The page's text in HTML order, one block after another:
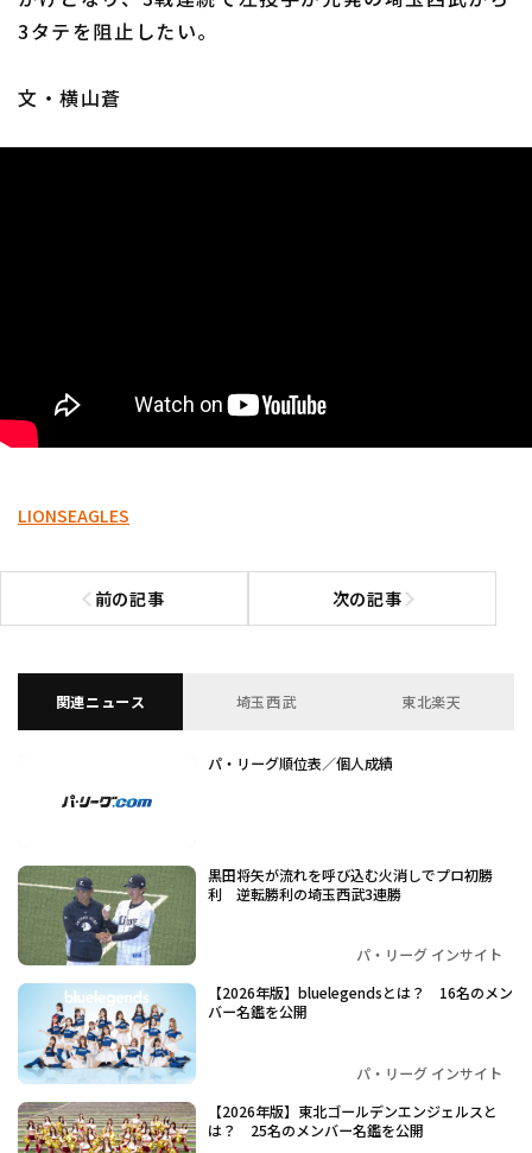
3タテを阻止したい。
文・横山蒼
LIONSEAGLES
前の記事
前の記事へ 次の記事次の記事へ
関連ニュース 埼玉西武 東北楽天
パ・リーグ順位表／個人成績
黒田将矢が流れを呼び込む火消しでプロ初勝
利 逆転勝利の埼玉西武3連勝
パ・リーグ インサイト
【2026年版】bluelegendsとは？ 16名のメン
バー名鑑を公開
パ・リーグ インサイト
【2026年版】東北ゴールデンエンジェルスと
は？ 25名のメンバー名鑑を公開